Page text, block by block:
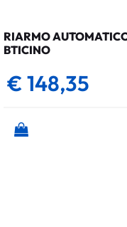
RIARMO
BTICINO
€ 148,35
Quantità